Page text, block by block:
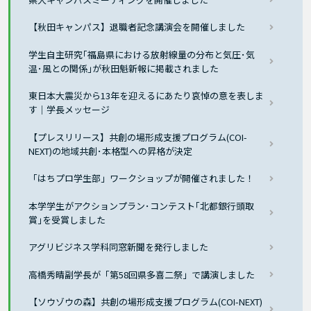
【秋田キャンパス】退職者記念講演会を開催しました
学生自主研究｢福島県における放射線量の分布と気圧･気
温･風との関係｣が秋田魁新報に掲載されました
東日本大震災から13年を迎えるにあたり哀悼の意を表しま
す｜学長メッセージ
【プレスリリース】共創の場形成支援プログラム(COI-
NEXT)の地域共創･本格型への昇格が決定
「はちプロ学生部」ワークショップが開催されました！
本学学生がアクションプラン･コンテスト｢北都銀行頭取
賞｣を受賞しました
アグリビジネス学科同窓新聞を発行しました
高橋秀晴副学長が「第58回県多喜二祭」で講演しました
【ソウゾウの森】共創の場形成支援プログラム(COI-NEXT)